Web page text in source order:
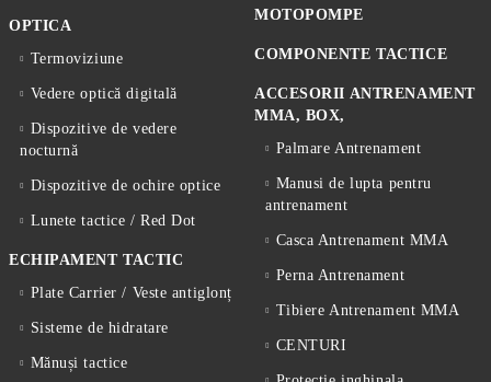
OPTICA
Termoviziune
Vedere optică digitală
Dispozitive de vedere
nocturnă
Dispozitive de ochire optice
Lunete tactice / Red Dot
ECHIPAMENT TACTIC
Plate Carrier / Veste antiglonț
Sisteme de hidratare
Mănuși tactice
MOTOPOMPE
COMPONENTE TACTICE
ACCESORII ANTRENAMENT
MMA, BOX,
Palmare Antrenament
Manusi de lupta pentru
antrenament
Casca Antrenament MMA
Perna Antrenament
Tibiere Antrenament MMA
CENTURI